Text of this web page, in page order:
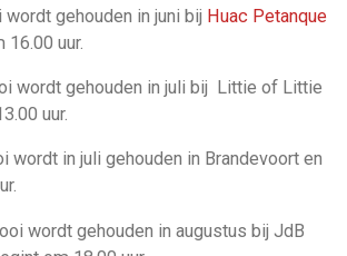
gehouden in juni bij Huac Petanque
16.00 uur.
wordt gehouden in juli bij Littie of Littie
uur.
wordt in juli gehouden in Brandevoort en
wordt gehouden in augustus bij JdB